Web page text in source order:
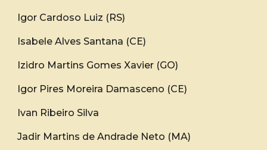
Igor Cardoso Luiz (RS)
Isabele Alves Santana (CE)
Izidro Martins Gomes Xavier (GO)
Igor Pires Moreira Damasceno (CE)
Ivan Ribeiro Silva
Jadir Martins de Andrade Neto (MA)